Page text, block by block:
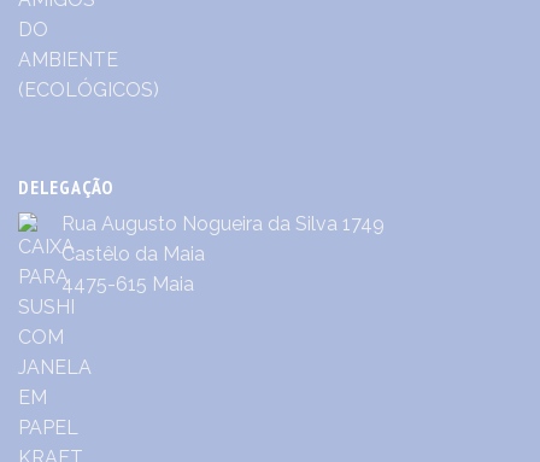
DELEGAÇÃO
Rua Augusto Nogueira da Silva 1749
Castêlo da Maia
4475-615 Maia